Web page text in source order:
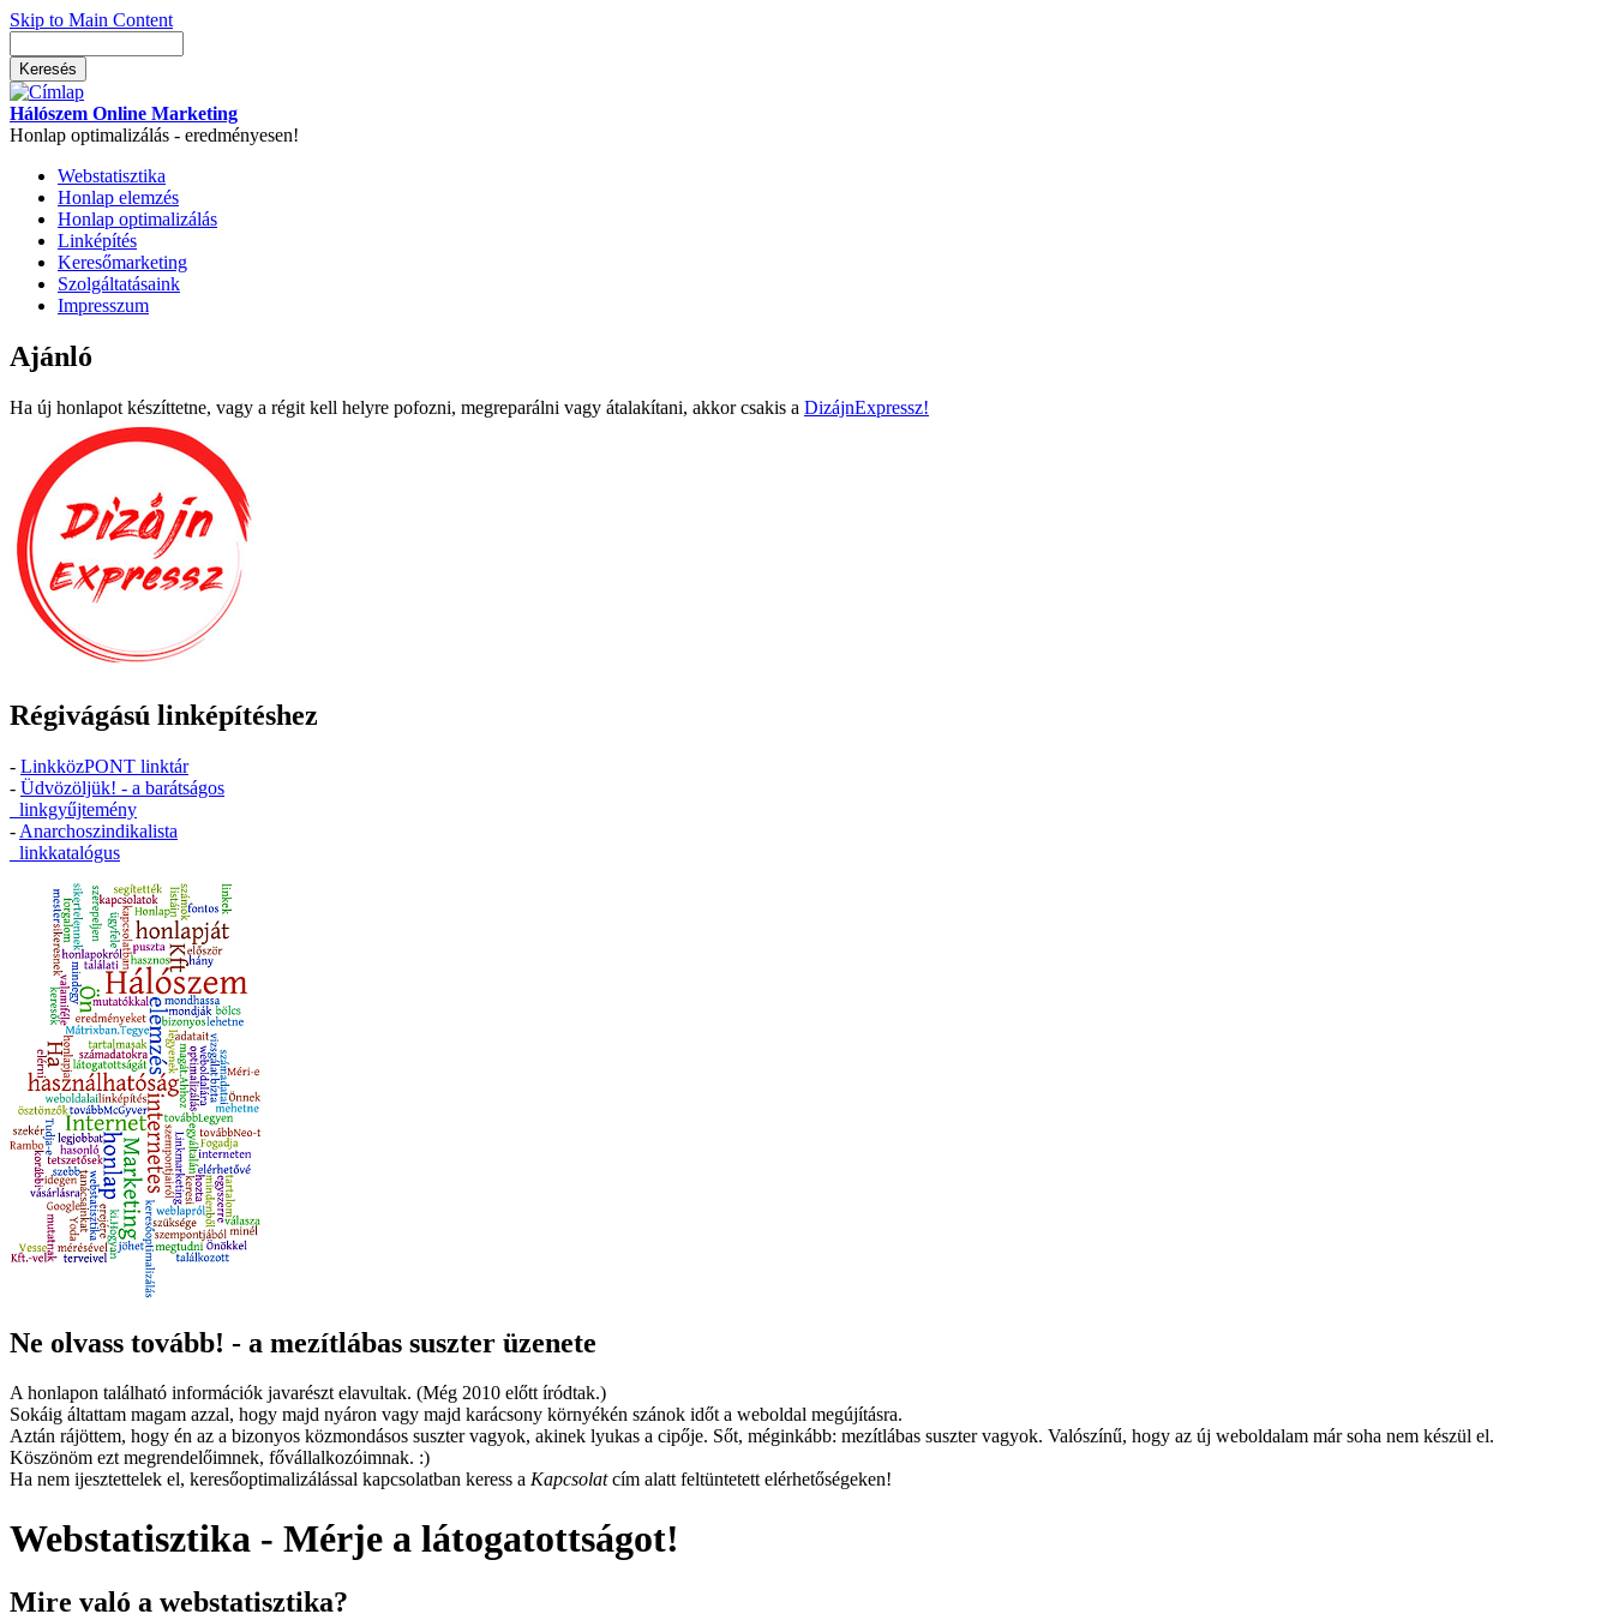
Skip to Main Content
Hálószem Online Marketing
Honlap optimalizálás - eredményesen!
Webstatisztika
Honlap elemzés
Honlap optimalizálás
Linképítés
Keresőmarketing
Szolgáltatásaink
Impresszum
Ajánló
Ha új honlapot készíttetne, vagy a régit kell helyre pofozni, megreparálni vagy átalakítani, akkor csakis a DizájnExpressz!
Régivágású linképítéshez
- LinkközPONT linktár
- Üdvözöljük! - a barátságos
linkgyűjtemény
- Anarchoszindikalista
linkkatalógus
Ne olvass tovább! - a mezítlábas suszter üzenete
A honlapon található információk javarészt elavultak. (Még 2010 előtt íródtak.)
Sokáig áltattam magam azzal, hogy majd nyáron vagy majd karácsony környékén szánok időt a weboldal megújításra.
Aztán rájöttem, hogy én az a bizonyos közmondásos suszter vagyok, akinek lyukas a cipője. Sőt, méginkább: mezítlábas suszter vagyok. Valószínű, hogy az új weboldalam már soha nem készül el.
Köszönöm ezt megrendelőimnek, fővállalkozóimnak. :)
Ha nem ijesztettelek el, keresőoptimalizálással kapcsolatban keress a Kapcsolatcím alatt feltüntetett elérhetőségeken!
Webstatisztika - Mérje a látogatottságot!
Mire való a webstatisztika?